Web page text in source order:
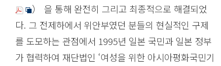
） 을 통해 완전히 그리고 최종적으로 해결되었
다. 그 전제하에서 위안부였던 분들의 현실적인 구제
를 도모하는 관점에서 1995년 일본 국민과 일본 정부
가 협력하여 재단법인 ‘여성을 위한 아시아평화국민기